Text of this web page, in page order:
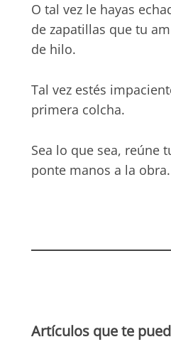
O tal vez le hayas
de zapatillas que tu
de hilo.
Tal vez estés
primera colcha.
Sea lo que sea, reúne
ponte manos a la obra.
Artículos que te